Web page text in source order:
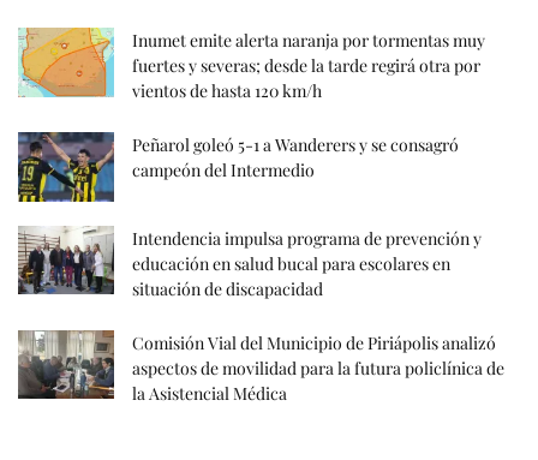
Inumet emite alerta naranja por tormentas muy
fuertes y severas; desde la tarde regirá otra por
vientos de hasta 120 km/h
Peñarol goleó 5-1 a Wanderers y se consagró
campeón del Intermedio
Intendencia impulsa programa de prevención y
educación en salud bucal para escolares en
situación de discapacidad
Comisión Vial del Municipio de Piriápolis analizó
aspectos de movilidad para la futura policlínica de
la Asistencial Médica